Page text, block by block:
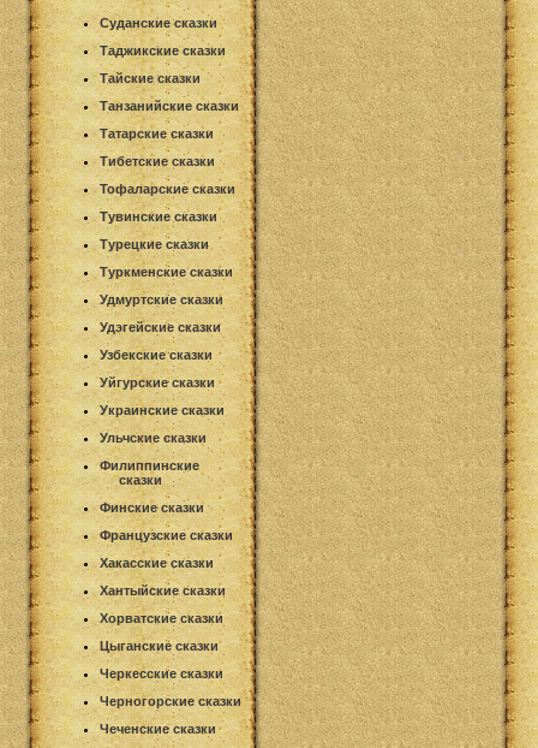
Суданские сказки
Таджикские сказки
Тайские сказки
Танзанийские сказки
Татарские сказки
Тибетские сказки
Тофаларские сказки
Тувинские сказки
Турецкие сказки
Туркменские сказки
Удмуртские сказки
Удэгейские сказки
Узбекские сказки
Уйгурские сказки
Украинские сказки
Ульчские сказки
Филиппинские
сказки
Финские сказки
Французские сказки
Хакасские сказки
Хантыйские сказки
Хорватские сказки
Цыганские сказки
Черкесские сказки
Черногорские сказки
Чеченские сказки